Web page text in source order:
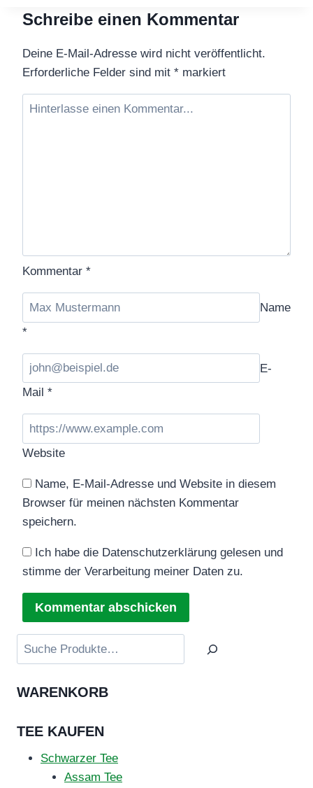
Schreibe einen Kommentar
Deine E-Mail-Adresse wird nicht veröffentlicht.
Erforderliche Felder sind mit * markiert
Kommentar *
Name
*
E-
Mail *
Website
Name, E-Mail-Adresse und Website in diesem
Browser für meinen nächsten Kommentar
speichern.
Ich habe die Datenschutzerklärung gelesen und
stimme der Verarbeitung meiner Daten zu.
Suchen
WARENKORB
TEE KAUFEN
Schwarzer Tee
Assam Tee